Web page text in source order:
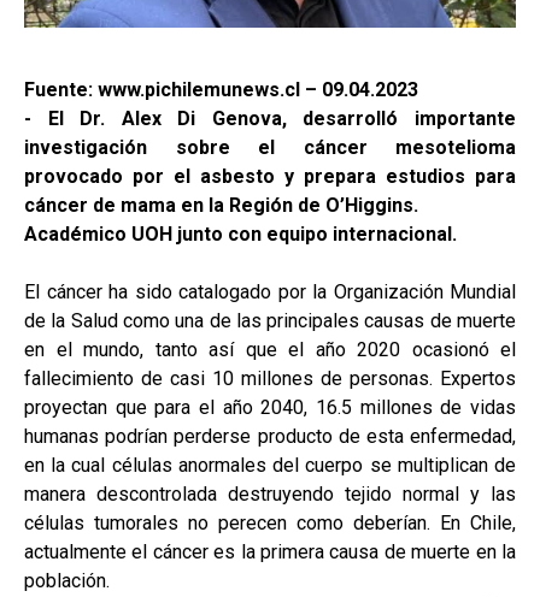
Fuente: www.pichilemunews.cl – 09.04.2023
- El Dr. Alex Di Genova, desarrolló importante
investigación sobre el cáncer mesotelioma
provocado por el asbesto y prepara estudios para
cáncer de mama en la Región de O’Higgins.
Académico UOH junto con equipo internacional.
El cáncer ha sido catalogado por la Organización Mundial
de la Salud como una de las principales causas de muerte
en el mundo, tanto así que el año 2020 ocasionó el
fallecimiento de casi 10 millones de personas. Expertos
proyectan que para el año 2040, 16.5 millones de vidas
humanas podrían perderse producto de esta enfermedad,
en la cual células anormales del cuerpo se multiplican de
manera descontrolada destruyendo tejido normal y las
células tumorales no perecen como deberían. En Chile,
actualmente el cáncer es la primera causa de muerte en la
población.